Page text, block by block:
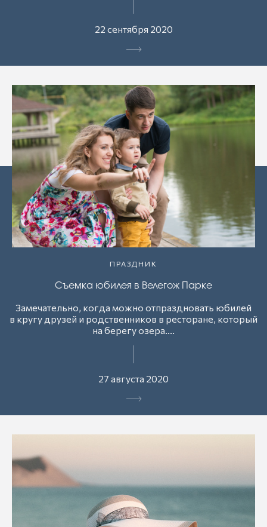
22 сентября 2020
ПРАЗДНИК
Съемка юбилея в Велегож Парке
Замечательно, когда можно отпраздновать юбилей
в кругу друзей и родственников в ресторане, который
на берегу озера....
27 августа 2020